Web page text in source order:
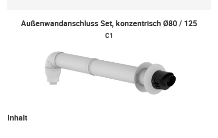
Außenwandanschluss Set, konzentrisch Ø80 / 125
C1
Inhalt